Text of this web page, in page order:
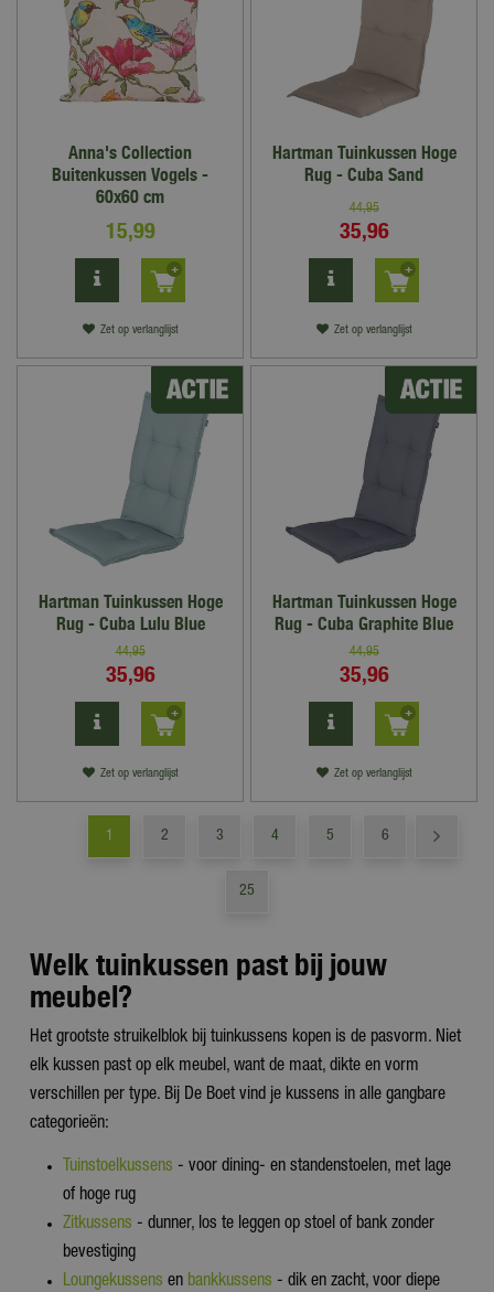
Anna's Collection
Buitenkussen Vogels -
60x60 cm
15,99
Zet op verlanglijst
Hartman Tuinkussen Hoge
Rug - Cuba Sand
44,95
35,96
Zet op verlanglijst
Hartman Tuinkussen Hoge
Rug - Cuba Lulu Blue
44,95
35,96
Zet op verlanglijst
Hartman Tuinkussen Hoge
Rug - Cuba Graphite Blue
44,95
35,96
Zet op verlanglijst
1 2 3 4 5 6
25
Welk tuinkussen past bij jouw
meubel?
Het grootste struikelblok bij tuinkussens kopen is de pasvorm. Niet
elk kussen past op elk meubel, want de maat, dikte en vorm
verschillen per type. Bij De Boet vind je kussens in alle gangbare
categorieën:
Tuinstoelkussens - voor dining- en standenstoelen, met lage
of hoge rug
Zitkussens - dunner, los te leggen op stoel of bank zonder
bevestiging
Loungekussens en bankkussens - dik en zacht, voor diepe